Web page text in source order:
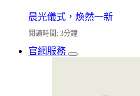
晨光儀式，煥然一新
閱讀時間: 3分鐘
官網服務